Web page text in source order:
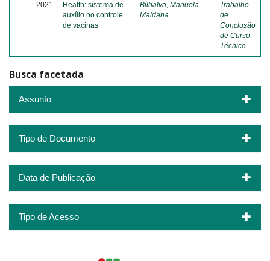
2021
Health: sistema de
auxílio no controle
de vacinas
Bilhalva, Manuela
Maidana
Trabalho
de
Conclusão
de Curso
Técnico
Busca facetada
Assunto
Tipo de Documento
Data de Publicação
Tipo de Acesso